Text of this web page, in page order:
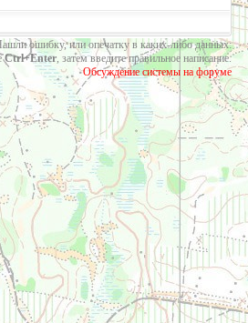
ошибку, или опечатку в каких-либо данных:
Ctrl+Enter, затем введите правильное написание.
Обсуждение системы на форуме